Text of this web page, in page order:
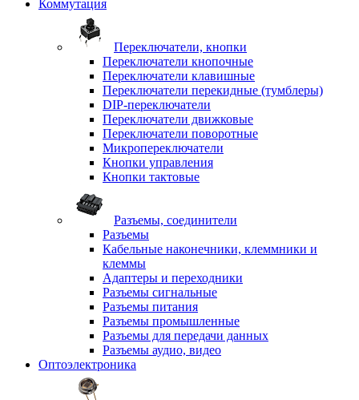
Коммутация
Переключатели, кнопки
Переключатели кнопочные
Переключатели клавишные
Переключатели перекидные (тумблеры)
DIP-переключатели
Переключатели движковые
Переключатели поворотные
Микропереключатели
Кнопки управления
Кнопки тактовые
Разъемы, соединители
Разъемы
Кабельные наконечники, клеммники и
клеммы
Адаптеры и переходники
Разъемы сигнальные
Разъемы питания
Разъемы промышленные
Разъемы для передачи данных
Разъемы аудио, видео
Оптоэлектроника